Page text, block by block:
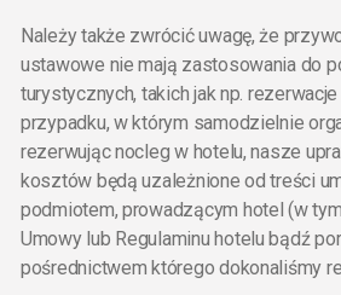
Należy także zwrócić uwagę, że
ustawowe nie mają zastosowania do
turystycznych, takich jak np.
przypadku, w którym samodzielnie
rezerwując nocleg w hotelu, nasze
kosztów będą uzależnione od treści
podmiotem, prowadzącym hotel (w
Umowy lub Regulaminu hotelu bądź
pośrednictwem którego dokonaliśmy